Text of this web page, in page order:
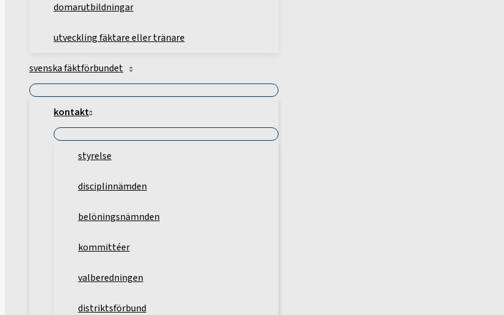
domarutbildningar
utveckling fäktare eller tränare
svenska fäktförbundet
kontakt
styrelse
disciplinnämden
belöningsnämnden
kommittéer
valberedningen
distriktsförbund